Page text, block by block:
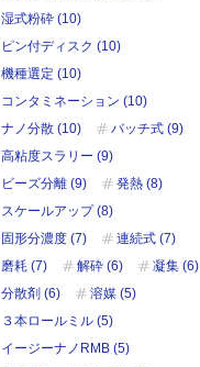
湿式粉砕 (10)
ピン付ディスク (10)
機種選定 (10)
コンタミネーション (10)
ナノ分散 (10)
バッチ式 (9)
高粘度スラリー (9)
ビーズ分離 (9)
発熱 (8)
スケールアップ (8)
固形分濃度 (7)
連続式 (7)
磨耗 (7)
解砕 (6)
凝集 (6)
分散剤 (6)
溶媒 (5)
３本ロールミル (5)
イージーナノRMB (5)